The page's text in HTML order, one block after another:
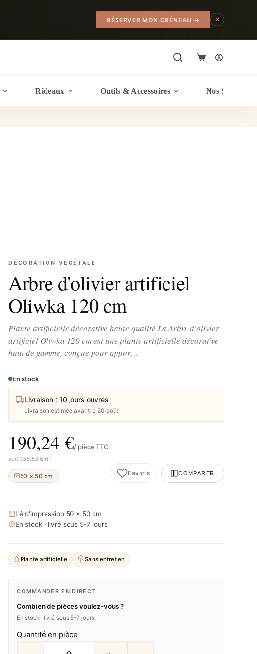
RÉSERVER MON CRÉNEAU → ✕
Panier
Rideaux Outils & Accessoires Nos Services
DÉCORATION VÉGÉTALE
Arbre d'olivier artificiel
Oliwka 120 cm
Plante artificielle décorative haute qualité La Arbre d'olivier
artificiel Oliwka 120 cm est une plante artificielle décorative
haut de gamme, conçue pour appor…
En stock
Livraison : 10 jours ouvrés
Livraison estimée avant le 20 août
190,24 €/ pièce TTC
soit 158,53 € HT
50 × 50 cm Favoris COMPARER
Lé d'impression 50 × 50 cm
En stock · livré sous 5-7 jours
Plante artificielle Sans entretien
COMMANDER EN DIRECT
Combien de pièces voulez-vous ?
En stock · livré sous 5-7 jours.
Quantité en pièce